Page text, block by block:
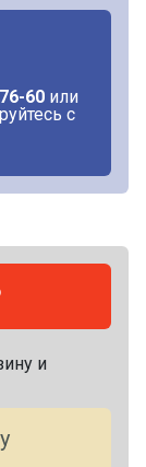
60 или
с
и